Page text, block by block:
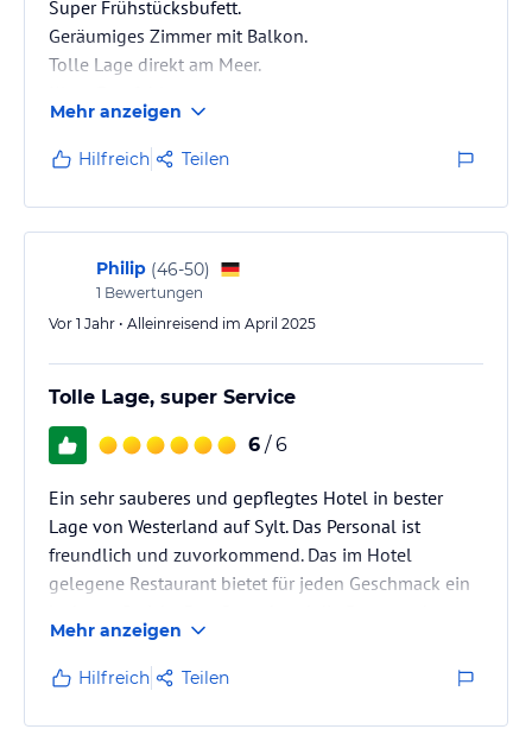
Super Frühstücksbufett.
Geräumiges Zimmer mit Balkon.
Tolle Lage direkt am Meer.
Mehr anzeigen
Hilfreich Teilen
Philip (46-50)
1 Bewertungen
Vor 1 Jahr • Alleinreisend im April 2025
Tolle Lage, super Service
6 / 6
Ein sehr sauberes und gepflegtes Hotel in bester
Lage von Westerland auf Sylt. Das Personal ist
freundlich und zuvorkommend. Das im Hotel
gelegene Restaurant bietet für jeden Geschmack ein
erreicht man in zwei Minuten fußläufig. Insgesamt
absolut empfehlenswert *****
Mehr anzeigen
Hilfreich Teilen